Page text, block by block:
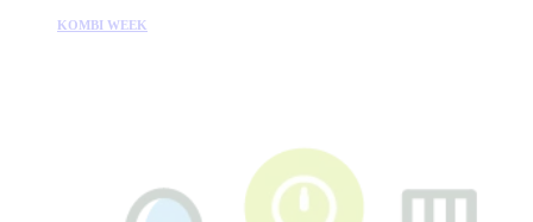
KOMBI WEEK